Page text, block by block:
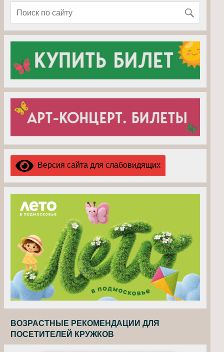
Версия сайта для слабовидящих
ВОЗРАСТНЫЕ РЕКОМЕНДАЦИИ ДЛЯ
ПОСЕТИТЕЛЕЙ КРУЖКОВ